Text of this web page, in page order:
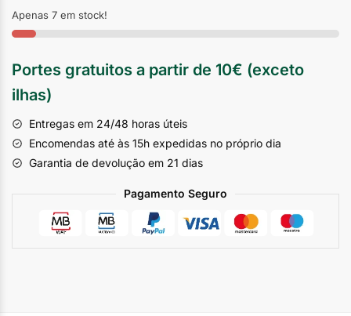
Apenas 7 em stock!
Portes gratuitos a partir de 10€ (exceto
ilhas)
Entregas em 24/48 horas úteis
Encomendas até às 15h expedidas no próprio dia
Garantia de devolução em 21 dias
Pagamento Seguro